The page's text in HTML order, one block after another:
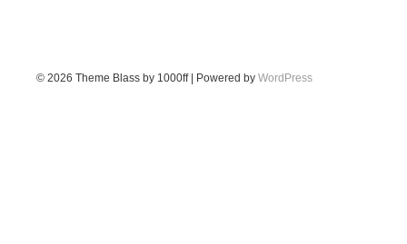
© 2026 Theme Blass by 1000ff | Powered by WordPress